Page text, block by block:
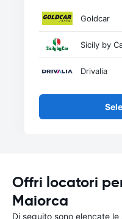
Goldcar
Sicily by
Drivalia
Offri locatori
Maiorca
Di seguito sono elencate